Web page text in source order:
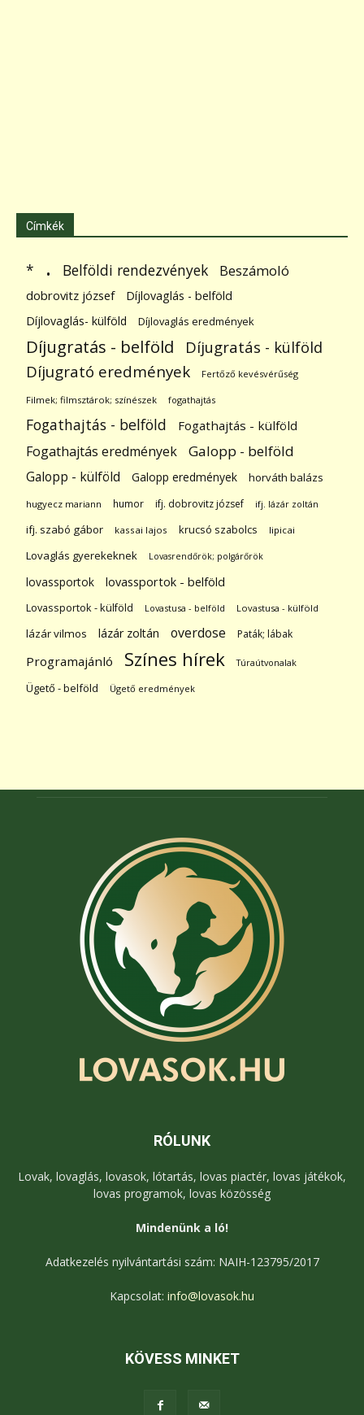
Címkék
* . Belföldi rendezvények Beszámoló
dobrovitz józsef
Díjlovaglás - belföld
Díjlovaglás- külföld
Díjlovaglás eredmények
Díjugratás - belföld Díjugratás - külföld
Díjugrató eredmények Fertőző kevésvérűség
Filmek; filmsztárok; színészek fogathajtás
Fogathajtás - belföld Fogathajtás - külföld
Fogathajtás eredmények Galopp - belföld
Galopp - külföld Galopp eredmények horváth balázs
hugyecz mariann humor ifj. dobrovitz józsef ifj. lázár zoltán
ifj. szabó gábor kassai lajos krucsó szabolcs lipicai
Lovaglás gyerekeknek Lovasrendőrök; polgárőrök
lovassportok lovassportok - belföld
Lovassportok - külföld Lovastusa - belföld Lovastusa - külföld
lázár vilmos lázár zoltán overdose Paták; lábak
Programajánló Színes hírek Túraútvonalak
Ügető - belföld Ügető eredmények
RÓLUNK
Lovak, lovaglás, lovasok, lótartás, lovas piactér, lovas játékok,
lovas programok, lovas közösség
Mindenünk a ló!
Adatkezelés nyilvántartási szám: NAIH-123795/2017
Kapcsolat: info@lovasok.hu
KÖVESS MINKET